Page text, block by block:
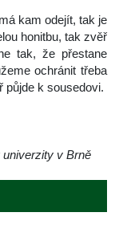
kam odejít, tak je
honitbu, tak zvěř
tak, že přestane
ochránit třeba
půjde k sousedovi.
v Brně